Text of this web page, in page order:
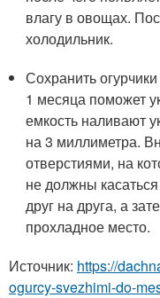
влагу в овощах.
холодильник.
Сохранить
1 месяца поможет
емкость наливают
на 3 миллиметра.
отверстиями, на
не должны
друг на друга, а
прохладное место.
Источник: https://
ogurcy-svezhimi-do-